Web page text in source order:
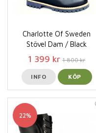
Charlotte Of Sweden
Stövel Dam / Black
1 399 kr 1 800 kr
INFO KÖP
22%